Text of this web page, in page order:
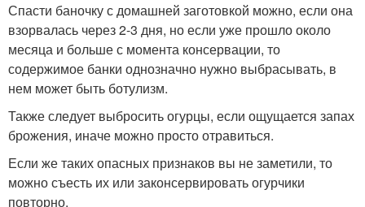
Спасти баночку с домашней заготовкой можно, если она
взорвалась через 2-3 дня, но если уже прошло около
месяца и больше с момента консервации, то
содержимое банки однозначно нужно выбрасывать, в
нем может быть ботулизм.
Также следует выбросить огурцы, если ощущается запах
брожения, иначе можно просто отравиться.
Если же таких опасных признаков вы не заметили, то
можно съесть их или законсервировать огурчики
повторно.